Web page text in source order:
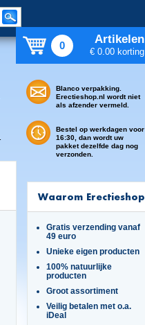
0 Artikelen
€ 0.00 korting
Blanco verpakking.
Erectieshop.nl wordt niet
als afzender vermeld.
Bestel op werkdagen voor
16:30, dan wordt uw
pakket dezelfde dag nog
verzonden.
Waarom Erectieshop
Gratis verzending vanaf
49 euro
Unieke eigen producten
100% natuurlijke
producten
Groot assortiment
Veilig betalen met o.a.
iDeal